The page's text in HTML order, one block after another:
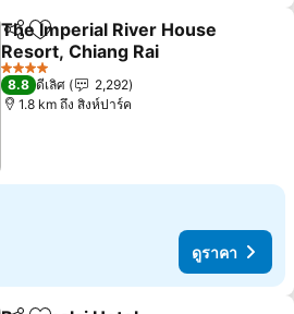
แชร์ เพิ่มในรายการโปรด
The Imperial River House
Resort, Chiang Rai
ดูราคา
4 ดาว
8.8 ดีเลิศ
2,292
1.8 km ถึง สิงห์ปาร์ค
ดูราคา